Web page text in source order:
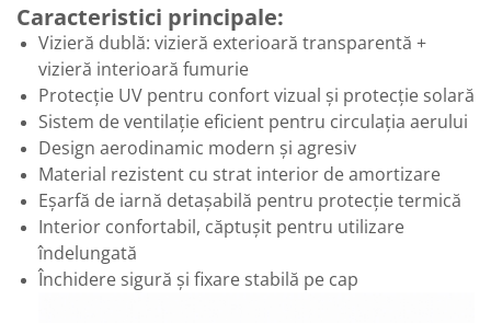
Caracteristici principale:
Vizieră dublă: vizieră exterioară transparentă +
vizieră interioară fumurie
Protecție UV pentru confort vizual și protecție solară
Sistem de ventilație eficient pentru circulația aerului
Design aerodinamic modern și agresiv
Material rezistent cu strat interior de amortizare
Eșarfă de iarnă detașabilă pentru protecție termică
Interior confortabil, căptușit pentru utilizare
îndelungată
Închidere sigură și fixare stabilă pe cap